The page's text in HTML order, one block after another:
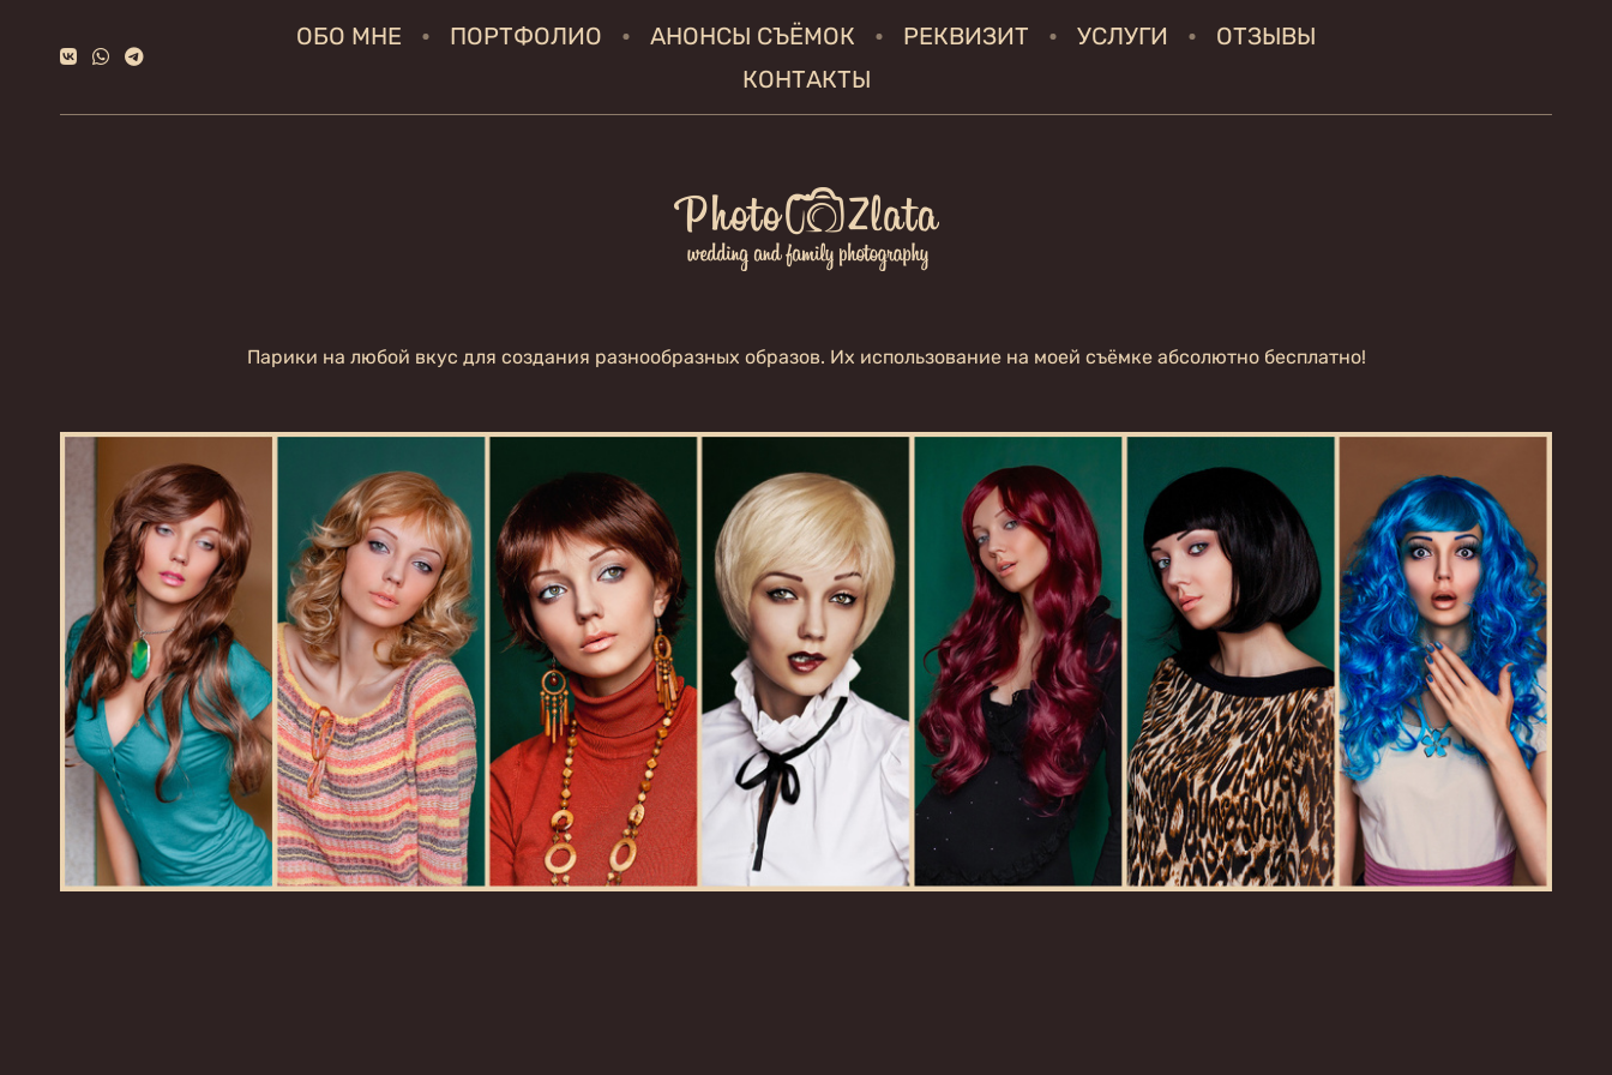
ОБО МНЕ ПОРТФОЛИО АНОНСЫ СЪЁМОК РЕКВИЗИТ УСЛУГИ
ОТЗЫВЫ
КОНТАКТЫ
Парики на любой вкус для создания разнообразных образов. Их использование на моей съёмке абсолютно бесплатно!